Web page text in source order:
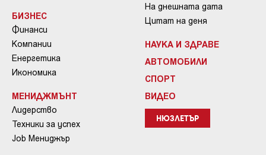
БИЗНЕС
Финанси
Компании
Енергетика
Икономика
МЕНИДЖМЪНТ
Лидерство
Техники за успех
Job Мениджър
На днешната дата
Цитат на деня
НАУКА И ЗДРАВЕ
АВТОМОБИЛИ
СПОРТ
ВИДЕО
НЮЗЛЕТЪР